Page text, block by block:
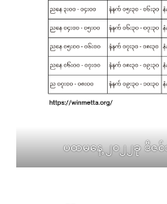
ပထမနေ့ ၂၀၂၂ခု ဒီဇ